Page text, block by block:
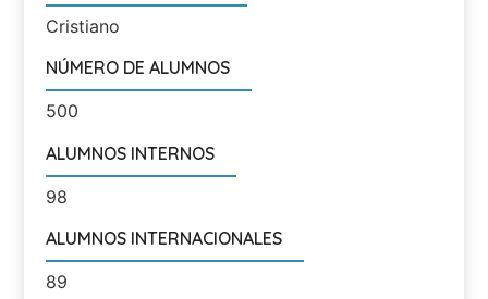
Cristiano
NÚMERO DE ALUMNOS
500
ALUMNOS INTERNOS
98
ALUMNOS INTERNACIONALES
89